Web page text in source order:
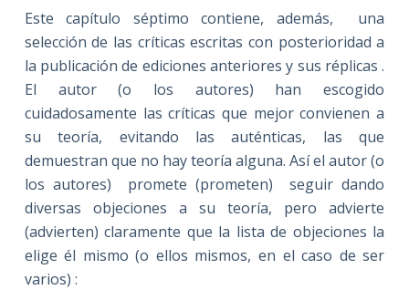
Este capítulo séptimo contiene, además, una
selección de las críticas escritas con posterioridad a
la publicación de ediciones anteriores y sus réplicas .
El autor (o los autores) han escogido
cuidadosamente las críticas que mejor convienen a
su teoría, evitando las auténticas, las que
demuestran que no hay teoría alguna. Así el autor (o
los autores) promete (prometen) seguir dando
diversas objeciones a su teoría, pero advierte
(advierten) claramente que la lista de objeciones la
elige él mismo (o ellos mismos, en el caso de ser
varios) :